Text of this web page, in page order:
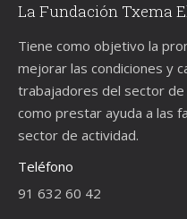
La Fundación Txema
Tiene como objetivo la
mejorar las condiciones y
trabajadores del sector
como prestar ayuda a las
sector de actividad.
Teléfono
91 632 60 42